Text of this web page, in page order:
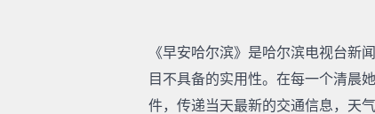
《早安哈尔滨》是哈尔滨电视台新
目不具备的实用性。在每一个清晨
件，传递当天最新的交通信息，天